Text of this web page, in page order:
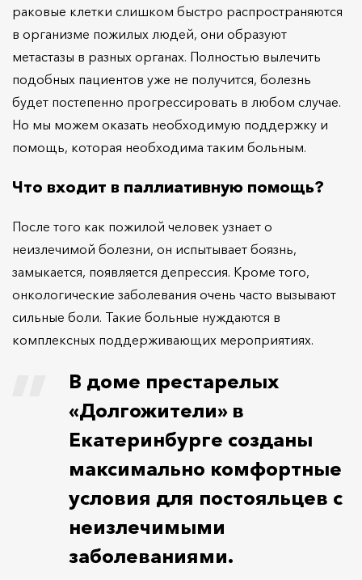
раковые клетки слишком быстро распространяются
в организме пожилых людей, они образуют
метастазы в разных органах. Полностью вылечить
подобных пациентов уже не получится, болезнь
будет постепенно прогрессировать в любом случае.
Но мы можем оказать необходимую поддержку и
помощь, которая необходима таким больным.
Что входит в паллиативную помощь?
После того как пожилой человек узнает о
неизлечимой болезни, он испытывает боязнь,
замыкается, появляется депрессия. Кроме того,
онкологические заболевания очень часто вызывают
сильные боли. Такие больные нуждаются в
комплексных поддерживающих мероприятиях.
В доме престарелых
«Долгожители» в
Екатеринбурге созданы
максимально комфортные
условия для постояльцев с
неизлечимыми
заболеваниями.